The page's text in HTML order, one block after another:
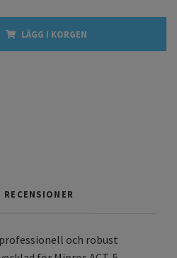
LÄGG I KORGEN
RECENSIONER
och robust